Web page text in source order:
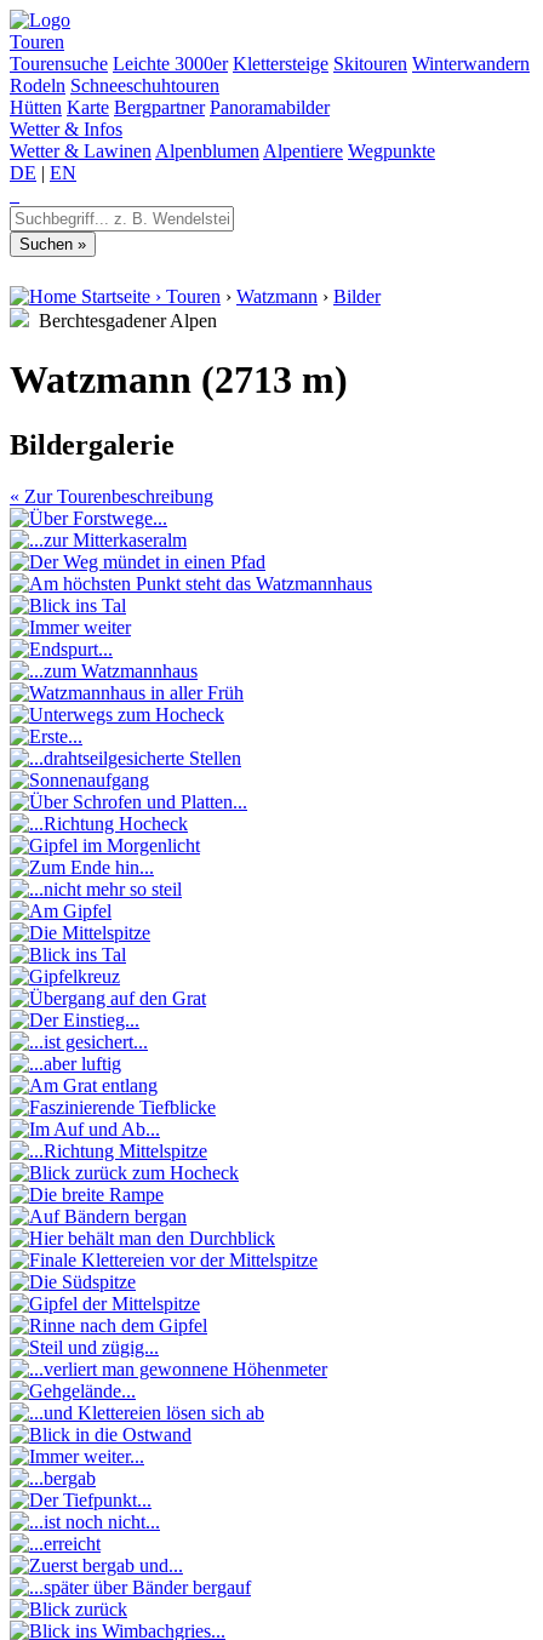
Touren
Tourensuche Leichte 3000er Klettersteige Skitouren Winterwandern
Rodeln Schneeschuhtouren
Hütten Karte Bergpartner Panoramabilder
Wetter & Infos
Wetter & Lawinen Alpenblumen Alpentiere Wegpunkte
DE | EN
Startseite › Touren › Watzmann › Bilder
Berchtesgadener Alpen
Watzmann (2713 m)
Bildergalerie
« Zur Tourenbeschreibung